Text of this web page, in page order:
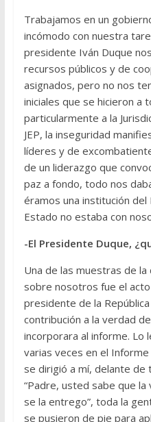
Trabajamos en un
incómodo con nuestra
presidente Iván Duque
recursos públicos y de
asignados, pero no nos
iniciales que se hicieron a
particularmente a la
JEP, la inseguridad
líderes y de
de un liderazgo que
paz a fondo, todo nos
éramos una institución del
Estado no estaba con
-El Presidente Duque,
Una de las muestras de
sobre nosotros fue el
presidente de la
contribución a la verdad
incorporara al informe. Lo
varias veces en el
se dirigió a mí, delante de
“Padre, usted sabe que
se la entrego”, toda la
se pusieron de pie para